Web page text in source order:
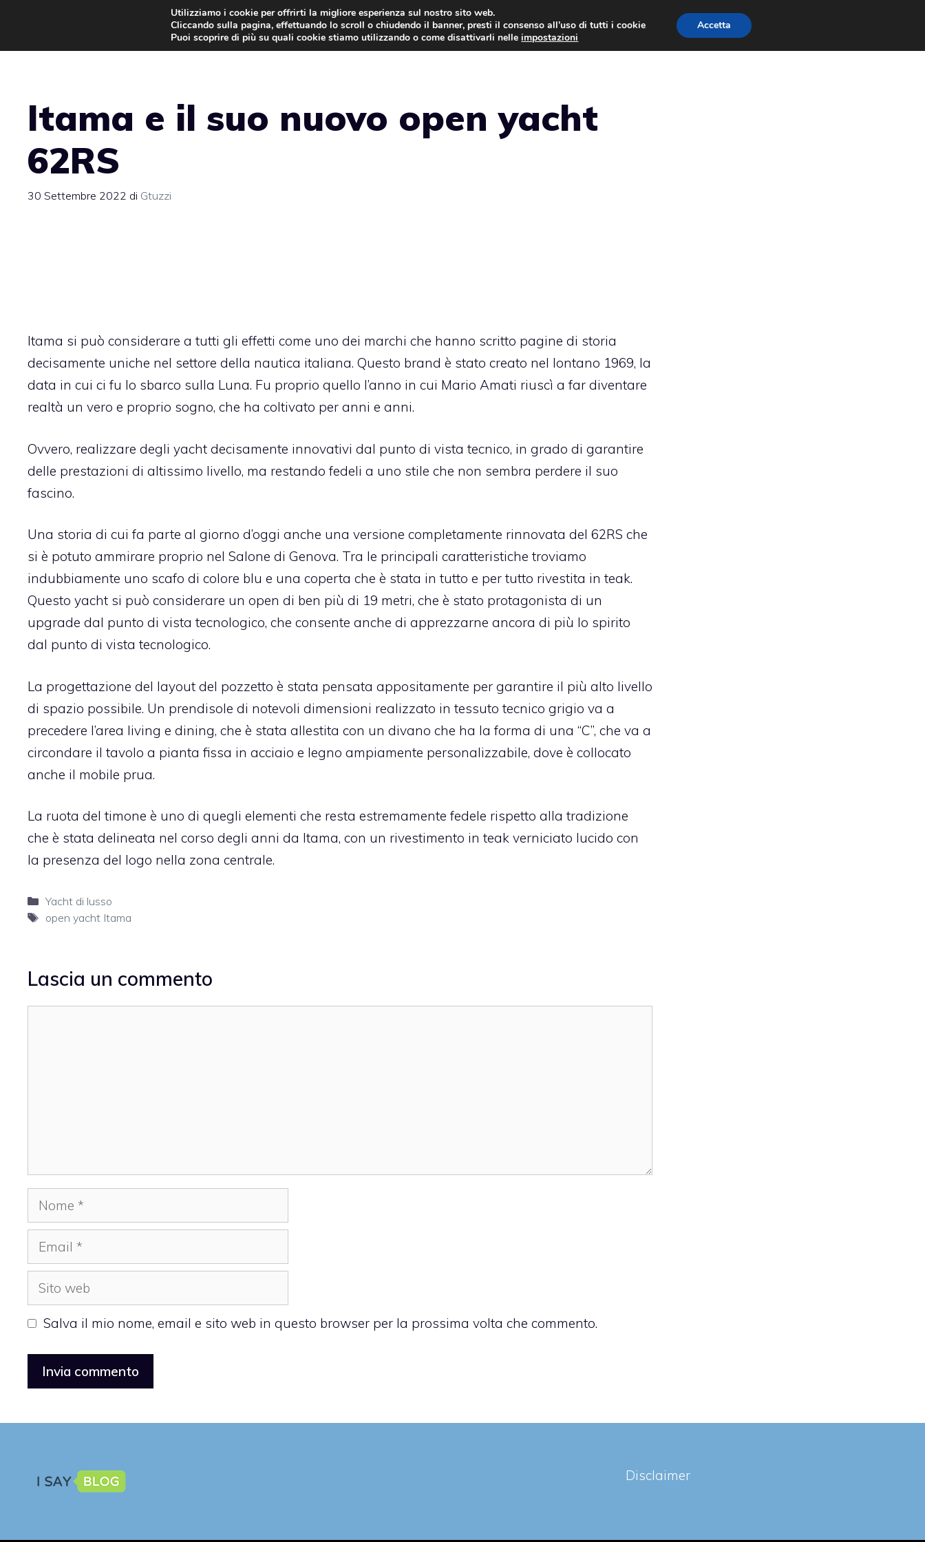
contenuto
NEWS LEGGI & NORMATIVE EVENTI E COMPETIZIONI
Itama e il suo nuovo open yacht
62RS
30 Settembre 2022 di Gtuzzi
Itama si può considerare a tutti gli effetti come uno dei marchi che hanno scritto pagine di storia
decisamente uniche nel settore della nautica italiana. Questo brand è stato creato nel lontano 1969, la
data in cui ci fu lo sbarco sulla Luna. Fu proprio quello l’anno in cui Mario Amati riuscì a far diventare
realtà un vero e proprio sogno, che ha coltivato per anni e anni.
Ovvero, realizzare degli yacht decisamente innovativi dal punto di vista tecnico, in grado di garantire
delle prestazioni di altissimo livello, ma restando fedeli a uno stile che non sembra perdere il suo
fascino.
Una storia di cui fa parte al giorno d’oggi anche una versione completamente rinnovata del 62RS che
si è potuto ammirare proprio nel Salone di Genova. Tra le principali caratteristiche troviamo
indubbiamente uno scafo di colore blu e una coperta che è stata in tutto e per tutto rivestita in teak.
Questo yacht si può considerare un open di ben più di 19 metri, che è stato protagonista di un
upgrade dal punto di vista tecnologico, che consente anche di apprezzarne ancora di più lo spirito
dal punto di vista tecnologico.
La progettazione del layout del pozzetto è stata pensata appositamente per garantire il più alto livello
di spazio possibile. Un prendisole di notevoli dimensioni realizzato in tessuto tecnico grigio va a
precedere l’area living e dining, che è stata allestita con un divano che ha la forma di una “C”, che va a
circondare il tavolo a pianta fissa in acciaio e legno ampiamente personalizzabile, dove è collocato
anche il mobile prua.
La ruota del timone è uno di quegli elementi che resta estremamente fedele rispetto alla tradizione
che è stata delineata nel corso degli anni da Itama, con un rivestimento in teak verniciato lucido con
la presenza del logo nella zona centrale.
Categorie
Yacht di lusso
Tag
open yacht Itama
Lascia un commento
Nome
Email
Sito
web
Salva il mio nome, email e sito web in questo browser per la prossima volta che commento.
Disclaimer
Utilizziamo i cookie per offrirti la migliore esperienza sul nostro sito web.
Cliccando sulla pagina, effettuando lo scroll o chiudendo il banner, presti il consenso all’uso di tutti i cookie
Puoi scoprire di più su quali cookie stiamo utilizzando o come disattivarli nelleimpostazioni
Accetta